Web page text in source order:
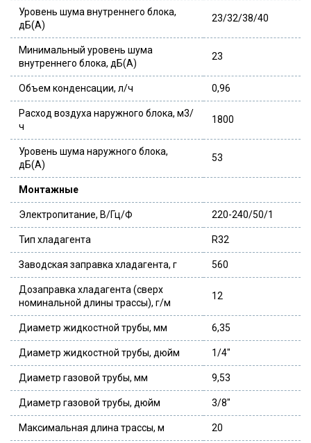
Уровень шума внутреннего блока,
дБ(А)
23/32/38/40
Минимальный уровень шума
внутреннего блока, дБ(А)
23
Объем конденсации, л/ч 0,96
Расход воздуха наружного блока, м3/
ч
1800
Уровень шума наружного блока,
дБ(А)
53
Монтажные
Электропитание, В/Гц/Ф 220-240/50/1
Тип хладагента R32
Заводская заправка хладагента, г 560
Дозаправка хладагента (сверх
номинальной длины трассы), г/м
12
Диаметр жидкостной трубы, мм 6,35
Диаметр жидкостной трубы, дюйм 1/4″
Диаметр газовой трубы, мм 9,53
Диаметр газовой трубы, дюйм 3/8″
Максимальная длина трассы, м 20